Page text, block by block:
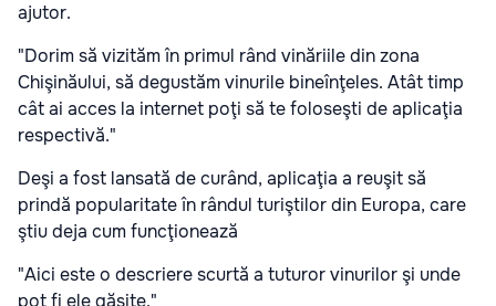
ajutor.
"Dorim să vizităm în primul rând vinăriile din zona
Chişinăului, să degustăm vinurile bineînţeles. Atât timp
cât ai acces la internet poţi să te foloseşti de aplicaţia
respectivă."
Deşi a fost lansată de curând, aplicaţia a reuşit să
prindă popularitate în rândul turiştilor din Europa, care
ştiu deja cum funcţionează
"Aici este o descriere scurtă a tuturor vinurilor şi unde
pot fi ele găsite."